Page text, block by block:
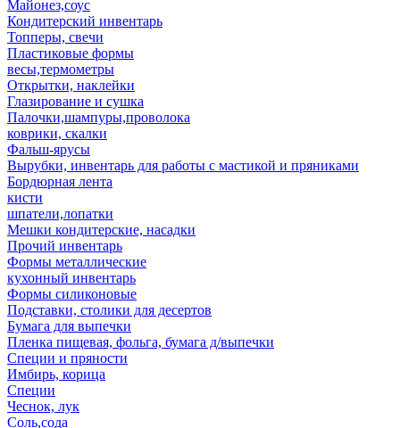
Майонез,соус
Кондитерский инвентарь
Топперы, свечи
Пластиковые формы
весы,термометры
Открытки, наклейки
Глазирование и сушка
Палочки,шампуры,проволока
коврики, скалки
Фальш-ярусы
Вырубки, инвентарь для работы с мастикой и пряниками
Бордюрная лента
кисти
шпатели,лопатки
Мешки кондитерские, насадки
Прочий инвентарь
Формы металлические
кухонный инвентарь
Формы силиконовые
Подставки, столики для десертов
Бумага для выпечки
Пленка пищевая, фольга, бумага д/выпечки
Специи и пряности
Имбирь, корица
Специи
Чеснок, лук
Соль,сода